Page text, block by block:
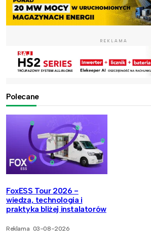
REKLAMA
Polecane
FoxESS Tour 2026 -
wiedza, technologia i
praktyka bliżej instalatorów
Reklama 03-08-2026